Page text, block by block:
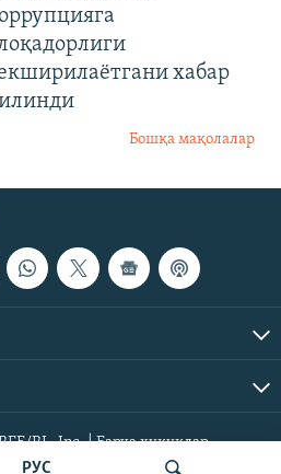
РУС
хабар
Бошқа мақолалар
RL, Inc. | Барча ҳуқуқлар